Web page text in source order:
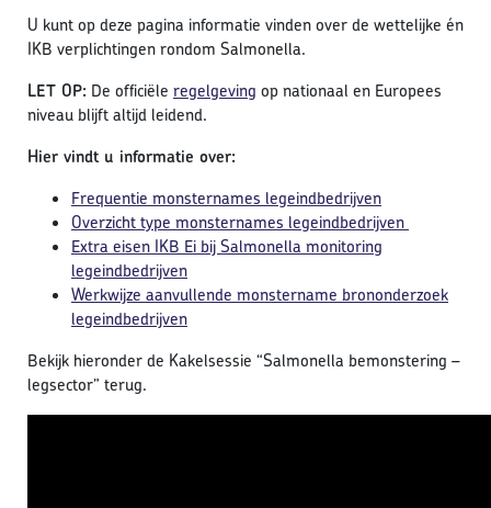
U kunt op deze pagina informatie vinden over de wettelijke én
IKB verplichtingen rondom Salmonella.
LET OP: De officiële regelgeving op nationaal en Europees
niveau blijft altijd leidend.
Hier vindt u informatie over:
Frequentie monsternames legeindbedrijven
Overzicht type monsternames legeindbedrijven
Extra eisen IKB Ei bij Salmonella monitoring
legeindbedrijven
Werkwijze aanvullende monstername brononderzoek
legeindbedrijven
Bekijk hieronder de Kakelsessie “Salmonella bemonstering –
legsector” terug.